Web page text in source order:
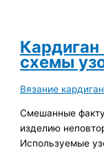
схемы
Вязание
Смешанные
изделию
Используемые